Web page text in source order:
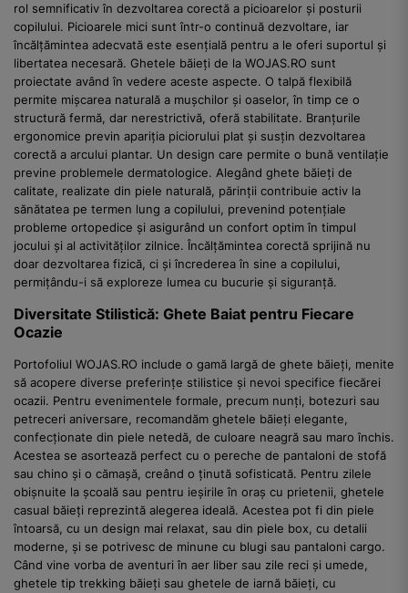
rol semnificativ în dezvoltarea corectă a picioarelor și posturii
copilului. Picioarele mici sunt într-o continuă dezvoltare, iar
încălțămintea adecvată este esențială pentru a le oferi suportul și
libertatea necesară. Ghetele băieți de la WOJAS.RO sunt
proiectate având în vedere aceste aspecte. O talpă flexibilă
permite mișcarea naturală a mușchilor și oaselor, în timp ce o
structură fermă, dar nerestrictivă, oferă stabilitate. Branțurile
ergonomice previn apariția piciorului plat și susțin dezvoltarea
corectă a arcului plantar. Un design care permite o bună ventilație
previne problemele dermatologice. Alegând ghete băieți de
calitate, realizate din piele naturală, părinții contribuie activ la
sănătatea pe termen lung a copilului, prevenind potențiale
probleme ortopedice și asigurând un confort optim în timpul
jocului și al activităților zilnice. Încălțămintea corectă sprijină nu
doar dezvoltarea fizică, ci și încrederea în sine a copilului,
permițându-i să exploreze lumea cu bucurie și siguranță.
Diversitate Stilistică: Ghete Baiat pentru Fiecare
Ocazie
Portofoliul WOJAS.RO include o gamă largă de ghete băieți, menite
să acopere diverse preferințe stilistice și nevoi specifice fiecărei
ocazii. Pentru evenimentele formale, precum nunți, botezuri sau
petreceri aniversare, recomandăm ghetele băieți elegante,
confecționate din piele netedă, de culoare neagră sau maro închis.
Acestea se asortează perfect cu o pereche de pantaloni de stofă
sau chino și o cămașă, creând o ținută sofisticată. Pentru zilele
obișnuite la școală sau pentru ieșirile în oraș cu prietenii, ghetele
casual băieți reprezintă alegerea ideală. Acestea pot fi din piele
întoarsă, cu un design mai relaxat, sau din piele box, cu detalii
moderne, și se potrivesc de minune cu blugi sau pantaloni cargo.
Când vine vorba de aventuri în aer liber sau zile reci și umede,
ghetele tip trekking băieți sau ghetele de iarnă băieți, cu